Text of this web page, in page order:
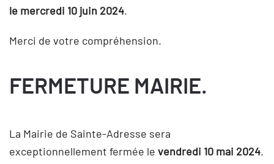
le mercredi 10 juin 2024.
Merci de votre compréhension.
FERMETURE MAIRIE.
La Mairie de Sainte-Adresse sera
exceptionnellement fermée le vendredi 10 mai 2024.